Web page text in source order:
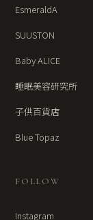
EsmeraldA
SUUSTON
Baby ALICE
睡眠美容研究所
子供百貨店
Blue Topaz
FOLLOW
Instagram